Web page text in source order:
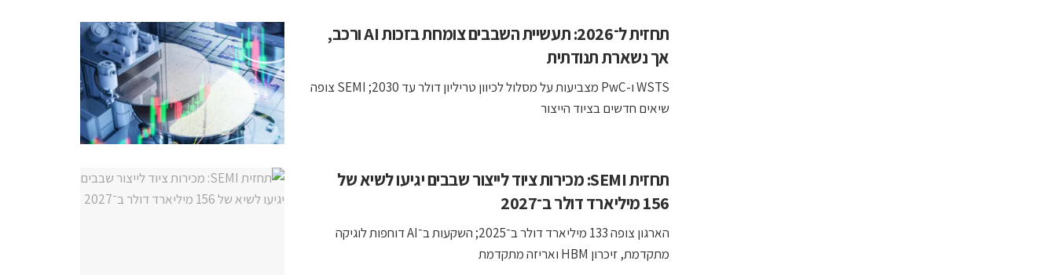
תחזית ל־2026: תעשיית השבבים צומחת בזכות AI ורכב,
אך נשארת תנודתית
WSTS ו-PwC מצביעות על מסלול לכיוון טריליון דולר עד 2030; SEMI צופה
שיאים חדשים בציוד הייצור
תחזית SEMI: מכירות ציוד לייצור שבבים יגיעו לשיא של
156 מיליארד דולר ב־2027
הארגון צופה 133 מיליארד דולר ב־2025; השקעות ב־AI דוחפות לוגיקה
מתקדמת, זיכרון HBM ואריזה מתקדמת